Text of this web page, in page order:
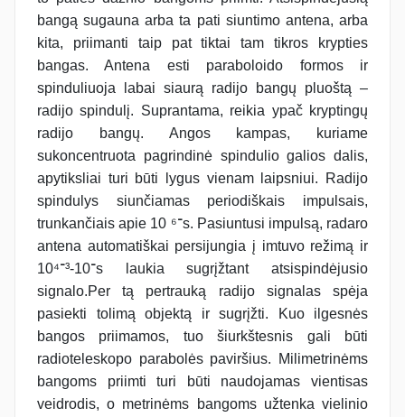
bangą sugauna arba ta pati siuntimo antena, arba
kita, priimanti taip pat tiktai tam tikros krypties
bangas. Antena esti paraboloido formos ir
spinduliuoja labai siaurą radijo bangų pluoštą –
radijo spindulį. Suprantama, reikia ypač kryptingų
radijo bangų. Angos kampas, kuriame
sukoncentruota pagrindinė spindulio galios dalis,
apytiksliai turi būti lygus vienam laipsniui. Radijo
spindulys siunčiamas periodiškais impulsais,
trunkančiais apie 10 ־⁶s. Pasiuntusi impulsą, radaro
antena automatiškai persijungia į imtuvo režimą ir
10־³-10־⁴s laukia sugrįžtant atsispindėjusio
signalo.Per tą pertrauką radijo signalas spėja
pasiekti tolimą objektą ir sugrįžti. Kuo ilgesnės
bangos priimamos, tuo šiurkštesnis gali būti
radioteleskopo parabolės paviršius. Milimetrinėms
bangoms priimti turi būti naudojamas vientisas
veidrodis, o metrinėms bangoms užtenka vielinio